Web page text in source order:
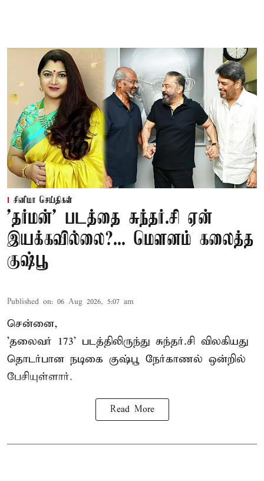
சினிமா செய்திகள்
'தர்மன்' படத்தை சுந்தர்.சி ஏன்
இயக்கவில்லை?... மௌனம் கலைத்த
குஷ்பூ
Published on: 06 Aug 2026, 5:07 am
சென்னை,
'தலைவர் 173' படத்திலிருந்து சுந்தர்.சி விலகியது
தொடர்பான நடிகை குஷ்பூ நேர்காணல் ஒன்றில்
பேசியுள்ளார்.
Read More